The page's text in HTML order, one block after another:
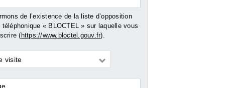
96 m²
GARGENVILLE
Vente Terrain - 564 m²
de l’existence de la liste d’opposition
téléphonique « BLOCTEL » sur laquelle vous
(https://www.bloctel.gouv.fr).
visite